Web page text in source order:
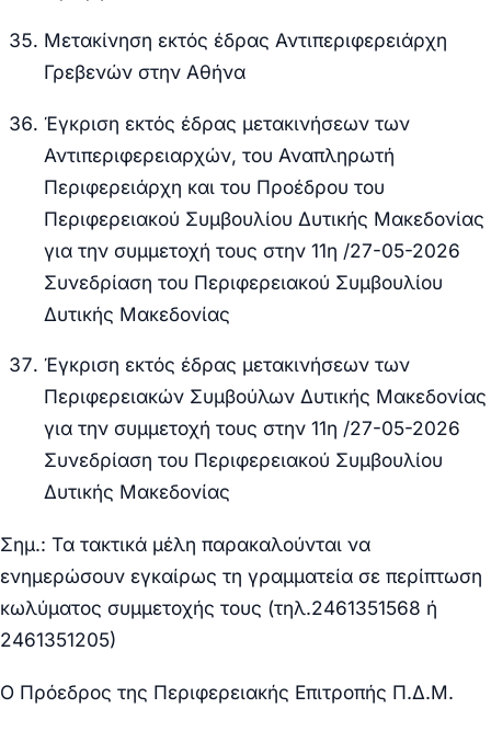
Μετακίνηση εκτός έδρας Αντιπεριφερειάρχη
Γρεβενών στην Αθήνα
Έγκριση εκτός έδρας μετακινήσεων των
Αντιπεριφερειαρχών, του Αναπληρωτή
Περιφερειάρχη και του Προέδρου του
Περιφερειακού Συμβουλίου Δυτικής Μακεδονίας
για την συμμετοχή τους στην 11η /27-05-2026
Συνεδρίαση του Περιφερειακού Συμβουλίου
Δυτικής Μακεδονίας
Έγκριση εκτός έδρας μετακινήσεων των
Περιφερειακών Συμβούλων Δυτικής Μακεδονίας
για την συμμετοχή τους στην 11η /27-05-2026
Συνεδρίαση του Περιφερειακού Συμβουλίου
Δυτικής Μακεδονίας
Σημ.: Τα τακτικά μέλη παρακαλούνται να
ενημερώσουν εγκαίρως τη γραμματεία σε περίπτωση
κωλύματος συμμετοχής τους (τηλ.2461351568 ή
2461351205)
Ο Πρόεδρος της Περιφερειακής Επιτροπής Π.Δ.Μ.